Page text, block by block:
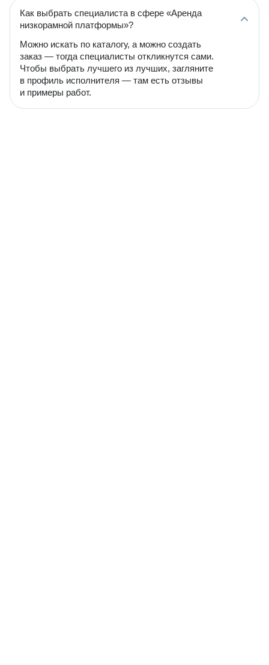
Как выбрать специалиста в сфере «Аренда
низкорамной платформы»?
Можно искать по каталогу, а можно создать
заказ — тогда специалисты откликнутся сами.
Чтобы выбрать лучшего из лучших, загляните
в профиль исполнителя — там есть отзывы
и примеры работ.